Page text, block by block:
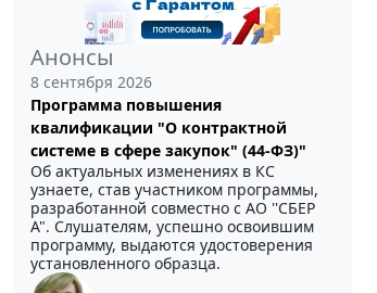
Анонсы
8 сентября 2026
Программа повышения
квалификации "О контрактной
системе в сфере закупок" (44-ФЗ)"
Об актуальных изменениях в КС
узнаете, став участником программы,
разработанной совместно с АО ''СБЕР
А". Слушателям, успешно освоившим
программу, выдаются удостоверения
установленного образца.